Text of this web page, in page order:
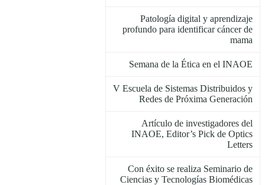
Patología digital y aprendizaje
profundo para identificar cáncer de
mama
Semana de la Ética en el INAOE
V Escuela de Sistemas Distribuidos y
Redes de Próxima Generación
Artículo de investigadores del
INAOE, Editor’s Pick de Optics
Letters
Con éxito se realiza Seminario de
Ciencias y Tecnologías Biomédicas